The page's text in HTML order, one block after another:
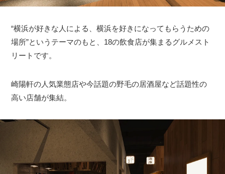
“横浜が好きな人による、横浜を好きになってもらうための
場所”というテーマのもと、18の飲食店が集まるグルメスト
リートです。
崎陽軒の人気業態店や今話題の野毛の居酒屋など話題性の
高い店舗が集結。